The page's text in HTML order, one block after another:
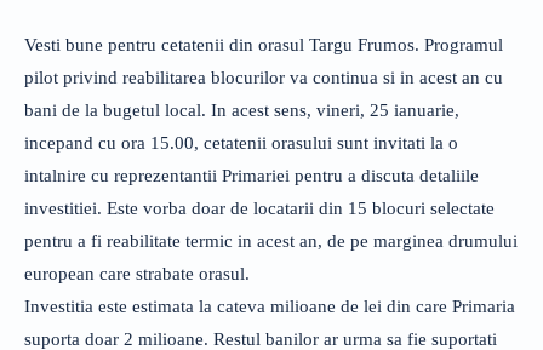
Vesti bune pentru cetatenii din orasul Targu Frumos. Programul
pilot privind reabilitarea blocurilor va continua si in acest an cu
bani de la bugetul local. In acest sens, vineri, 25 ianuarie,
incepand cu ora 15.00, cetatenii orasului sunt invitati la o
intalnire cu reprezentantii Primariei pentru a discuta detaliile
investitiei. Este vorba doar de locatarii din 15 blocuri selectate
pentru a fi reabilitate termic in acest an, de pe marginea drumului
european care strabate orasul.
Investitia este estimata la cateva milioane de lei din care Primaria
suporta doar 2 milioane. Restul banilor ar urma sa fie suportati